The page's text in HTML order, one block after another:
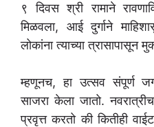
९ दिवस श्री रामाने
मिळवला, आई दुर्गाने
लोकांना त्याच्या त्रासापासून
म्हणूनच, हा उत्सव संपूर्ण
साजरा केला जातो.
प्रवृत्त करतो की कितीही